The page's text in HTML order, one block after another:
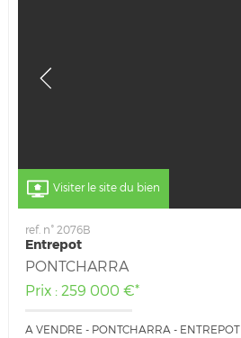
Visiter le site du bien
ref. n° 2076B
Entrepot
PONTCHARRA
Prix : 259 000 €*
A VENDRE - PONTCHARRA - ENTREPOT